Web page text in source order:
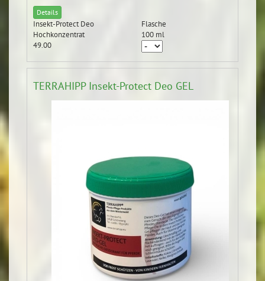
Details
Insekt-Protect Deo
Hochkonzentrat
Flasche
100 ml
49.00
TERRAHIPP Insekt-Protect Deo GEL